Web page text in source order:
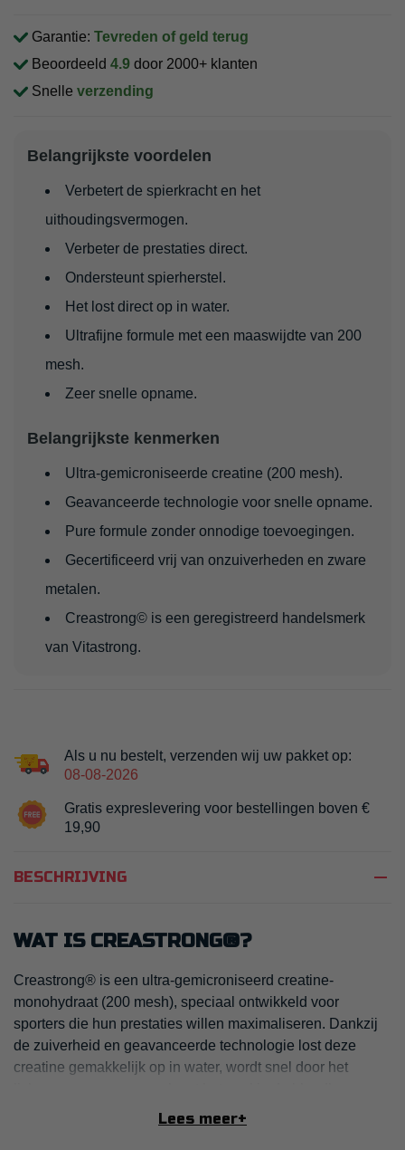
Garantie: Tevreden of geld terug
Beoordeeld 4.9 door 2000+ klanten
Snelle verzending
Belangrijkste voordelen
Verbetert de spierkracht en het
uithoudingsvermogen.
Verbeter de prestaties direct.
Ondersteunt spierherstel.
Het lost direct op in water.
Ultrafijne formule met een maaswijdte van 200
mesh.
Zeer snelle opname.
Belangrijkste kenmerken
Ultra-gemicroniseerde creatine (200 mesh).
Geavanceerde technologie voor snelle opname.
Pure formule zonder onnodige toevoegingen.
Gecertificeerd vrij van onzuiverheden en zware
metalen.
Creastrong© is een geregistreerd handelsmerk
van Vitastrong.
Als u nu bestelt, verzenden wij uw pakket op:
08-08-2026
Gratis expreslevering voor bestellingen boven €
19,90
BESCHRIJVING remove
WAT IS CREASTRONG®?
Creastrong® is een ultra-gemicroniseerd creatine-
monohydraat (200 mesh), speciaal ontwikkeld voor
sporters die hun prestaties willen maximaliseren. Dankzij
de zuiverheid en geavanceerde technologie lost deze
creatine gemakkelijk op in water, wordt snel door het
terecht, waardoor het direct ondersteuning biedt tijdens
Lees meer+